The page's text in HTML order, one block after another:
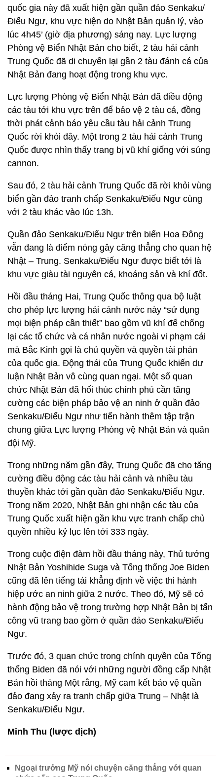
quốc gia này đã xuất hiện gần quần đảo Senkaku/
Điếu Ngư, khu vực hiện do Nhật Bản quản lý, vào
lúc 4h45’ (giờ địa phương) sáng nay. Lực lượng
Phòng vệ Biển Nhật Bản cho biết, 2 tàu hải cảnh
Trung Quốc đã di chuyển lại gần 2 tàu đánh cá của
Nhật Bản đang hoạt động trong khu vực.
Lực lượng Phòng vệ Biển Nhật Bản đã điều động
các tàu tới khu vực trên để bảo vệ 2 tàu cá, đồng
thời phát cảnh báo yêu cầu tàu hải cảnh Trung
Quốc rời khỏi đây. Một trong 2 tàu hải cảnh Trung
Quốc được nhìn thấy trang bị vũ khí giống với súng
cannon.
Sau đó, 2 tàu hải cảnh Trung Quốc đã rời khỏi vùng
biển gần đảo tranh chấp Senkaku/Điếu Ngư cùng
với 2 tàu khác vào lúc 13h.
Quần đảo Senkaku/Điếu Ngư trên biển Hoa Đông
vẫn đang là điểm nóng gây căng thẳng cho quan hệ
Nhật – Trung. Senkaku/Điếu Ngư được biết tới là
khu vực giàu tài nguyên cá, khoáng sản và khí đốt.
Hồi đầu tháng Hai, Trung Quốc thông qua bộ luật
cho phép lực lượng hải cảnh nước này “sử dụng
mọi biện pháp cần thiết” bao gồm vũ khí để chống
lại các tổ chức và cá nhân nước ngoài vi phạm cái
mà Bắc Kinh gọi là chủ quyền và quyền tài phán
của quốc gia. Động thái của Trung Quốc khiến dư
luận Nhật Bản vô cùng quan ngại. Một số quan
chức Nhật Bản đã hối thúc chính phủ cần tăng
cường các biện pháp bảo vệ an ninh ở quần đảo
Senkaku/Điếu Ngư như tiến hành thêm tập trận
chung giữa Lực lượng Phòng vệ Nhật Bản và quân
đội Mỹ.
Trong những năm gần đây, Trung Quốc đã cho tăng
cường điều động các tàu hải cảnh và nhiều tàu
thuyền khác tới gần quần đảo Senkaku/Điếu Ngư.
Trong năm 2020, Nhật Bản ghi nhận các tàu của
Trung Quốc xuất hiện gần khu vực tranh chấp chủ
quyền nhiều kỷ lục lên tới 333 ngày.
Trong cuộc điện đàm hồi đầu tháng này, Thủ tướng
Nhật Bản Yoshihide Suga và Tổng thống Joe Biden
cũng đã lên tiếng tái khẳng định về việc thi hành
hiệp ước an ninh giữa 2 nước. Theo đó, Mỹ sẽ có
hành động bảo vệ trong trường hợp Nhật Bản bị tấn
công vũ trang bao gồm ở quần đảo Senkaku/Điếu
Ngư.
Trước đó, 3 quan chức trong chính quyền của Tổng
thống Biden đã nói với những người đồng cấp Nhật
Bản hồi tháng Một rằng, Mỹ cam kết bảo vệ quần
đảo đang xảy ra tranh chấp giữa Trung – Nhật là
Senkaku/Điếu Ngư.
Minh Thu (lược dịch)
Ngoại trưởng Mỹ nói chuyện căng thẳng với quan